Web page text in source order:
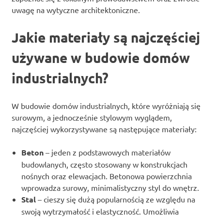
uwagę na wytyczne architektoniczne.
Jakie materiały są najczęściej
używane w budowie domów
industrialnych?
W budowie domów industrialnych, które wyróżniają się
surowym, a jednocześnie stylowym wyglądem,
najczęściej wykorzystywane są następujące materiały:
Beton – jeden z podstawowych materiałów
budowlanych, często stosowany w konstrukcjach
nośnych oraz elewacjach. Betonowa powierzchnia
wprowadza surowy, minimalistyczny styl do wnętrz.
Stal – cieszy się dużą popularnością ze względu na
swoją wytrzymałość i elastyczność. Umożliwia